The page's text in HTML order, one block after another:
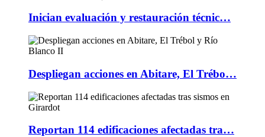
Inician evaluación y restauración técnic…
Despliegan acciones en Abitare, El Trébo…
Reportan 114 edificaciones afectadas tra…